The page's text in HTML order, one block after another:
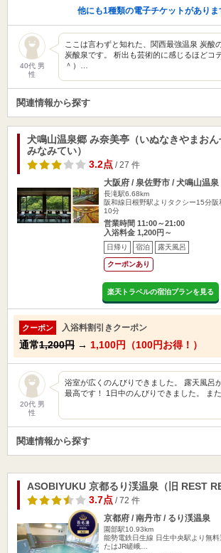
他にも1種類の電子チケットがありま
40代 男
性
ここは言わずと知れた、関西最強温泉 炭酸
炭酸泉です。 析出も芸術的に感じるほどコ
＾）…
関連情報から探す
犬鳴山温泉郷 み奈美亭（いぬなきやまおん
みなみてい）
3.2点/ 27 件
大阪府 / 泉佐野市 / 犬鳴山温泉
長滝駅6.68km
阪和線日根野駅よりタクシー15分阪
10分
営業時間 11:00～21:00
入浴料金 1,200円～
日帰り 宿泊 露天風呂
クーポンあり
楽天トラベルの宿泊プランを見る
クーポン 入浴料割引きクーポン
通常1,200円 → 1,100円（100円お得！）
20代 男
性
浴室が広くのんびりできました。 露天風呂
最高です！ 1日中のんびりできました。 ま
関連情報から探す
ASOBIYUKU 京都るり渓温泉（旧 REST
3.7点/ 72 件
京都府 / 南丹市 / るり渓温泉
園部駅10.93km
能勢電鉄日生線 日生中央駅より無
たはJR嵯峨…